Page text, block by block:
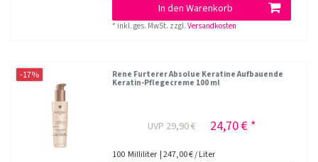
In den Warenkorb
* inkl. ges. MwSt. zzgl.Versandkosten
-17%
Rene Furterer Absolue Keratine Aufbauende
Keratin-Pflegecreme 100 ml
UVP 29,90 € 24,70 € *
100 Milliliter | 247,00 € / Liter